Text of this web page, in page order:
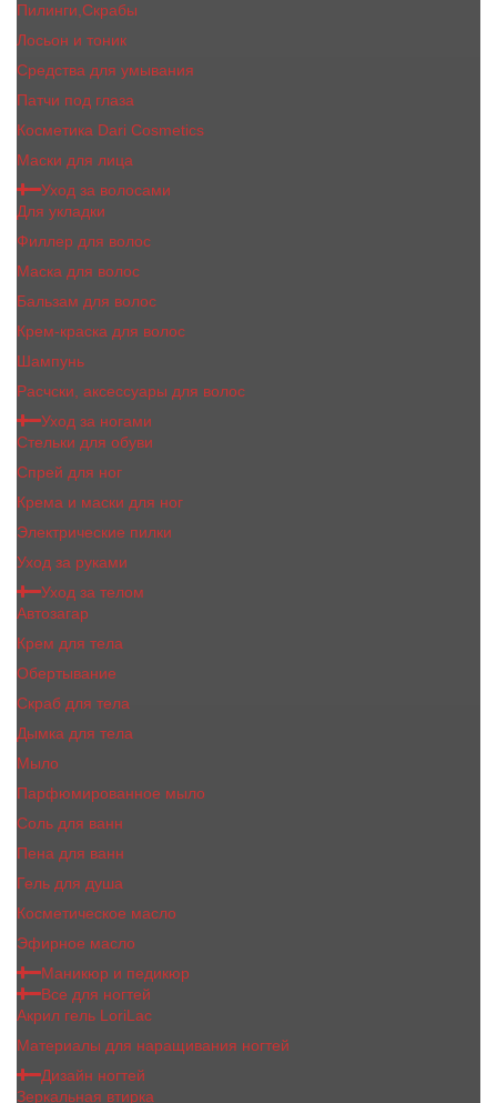
Пилинги,Скрабы
Лосьон и тоник
Средства для умывания
Патчи под глаза
Косметика Dari Cosmetics
Маски для лица
Уход за волосами
Для укладки
Филлер для волос
Маска для волос
Бальзам для волос
Крем-краска для волос
Шампунь
Расчски, аксессуары для волос
Уход за ногами
Стельки для обуви
Спрей для ног
Крема и маски для ног
Электрические пилки
Уход за руками
Уход за телом
Автозагар
Крем для тела
Обертывание
Скраб для тела
Дымка для тела
Мыло
Парфюмированное мыло
Соль для ванн
Пена для ванн
Гель для душа
Косметическое масло
Эфирное масло
Маникюр и педикюр
Все для ногтей
Акрил гель LoriLac
Материалы для наращивания ногтей
Дизайн ногтей
Зеркальная втирка